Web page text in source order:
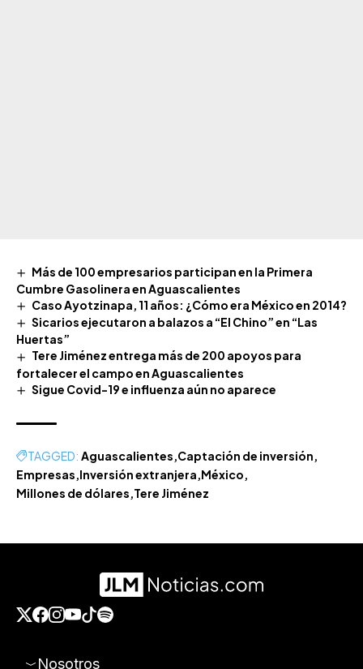
Más de 100 empresarios participan en la Primera
Cumbre Gasolinera en Aguascalientes
Caso Ayotzinapa, 11 años: ¿Cómo era México en 2014?
Sicarios ejecutaron a balazos a “El Chino” en “Las
Huertas”
Tere Jiménez entrega más de 200 apoyos para
fortalecer el campo en Aguascalientes
Sigue Covid-19 e influenza aún no aparece
TAGGED: Aguascalientes Captación de inversión
Empresas Inversión extranjera México
Millones de dólares Tere Jiménez
Nosotros